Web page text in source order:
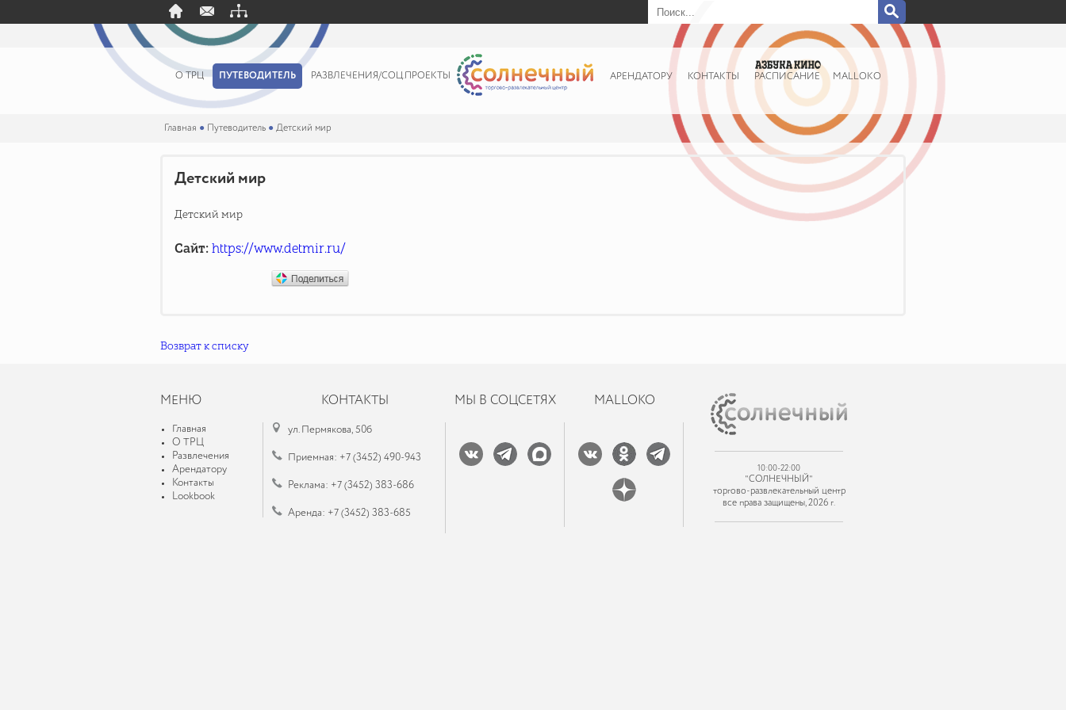
О ТРЦ ПУТЕВОДИТЕЛЬ РАЗВЛЕЧЕНИЯ/СОЦ.ПРОЕКТЫ АРЕНДАТОРУ КОНТАКТЫ РАСПИСАНИЕ MALLOKO
Главная ● Путеводитель ● Детский мир
Детский мир
Детский мир
Сайт: https://www.detmir.ru/
Возврат к списку
МЕНЮ
Главная
О ТРЦ
Развлечения
Арендатору
Контакты
Lookbook
КОНТАКТЫ
ул. Пермякова, 50б
Приемная: +7 (3452) 490-943
Реклама: +7 (3452) 383-686
Аренда: +7 (3452) 383-685
МЫ В СОЦСЕТЯХ MALLOKO
10:00-22:00
"СОЛНЕЧНЫЙ"
торгово-развлекательный центр
все права защищены, 2026 г.